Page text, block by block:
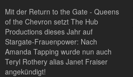
Mit der Return to the Gate - Queens
of the Chevron setzt The Hub
Productions dieses Jahr auf
Stargate-Frauenpower: Nach
Amanda Tapping wurde nun auch
Teryl Rothery alias Janet Fraiser
angekündigt!